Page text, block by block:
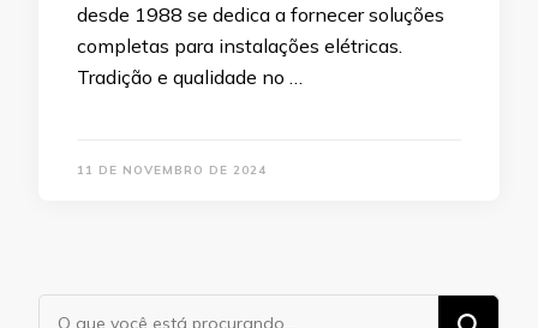
desde 1988 se dedica a fornecer soluções
completas para instalações elétricas.
Tradição e qualidade no …
11 DE NOVEMBRO DE 2024
Procurando